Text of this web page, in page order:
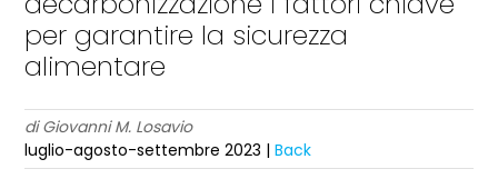
per garantire la sicurezza
alimentare
di Giovanni M. Losavio
luglio-agosto-settembre 2023 |Back